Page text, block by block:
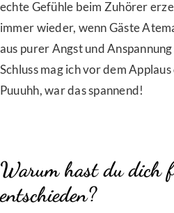
echte Gefühle beim Zuhörer
immer wieder, wenn Gäste
aus purer Angst und
Schluss mag ich vor dem
Puuuhh, war das spannend!
Warum hast du dich
entschieden?